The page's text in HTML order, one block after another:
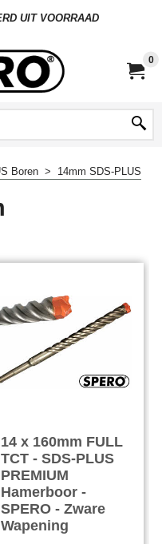
UIT VOORRAAD
0
Boren > 14mm SDS-PLUS
14 x 160mm FULL
TCT - SDS-PLUS
PREMIUM
Hamerboor -
SPERO - Zware
Wapening